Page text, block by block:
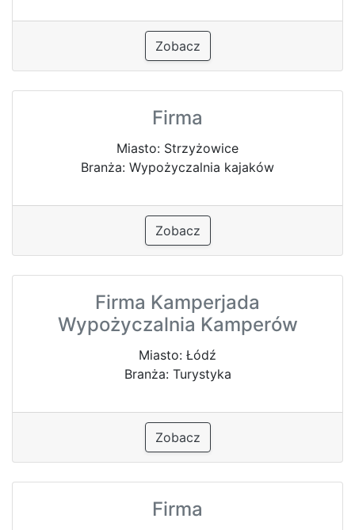
Zobacz
Firma
Miasto: Strzyżowice
Branża: Wypożyczalnia kajaków
Zobacz
Firma Kamperjada
Wypożyczalnia Kamperów
Miasto: Łódź
Branża: Turystyka
Zobacz
Firma